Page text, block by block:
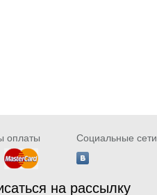
оплаты Социальные сети
на рассылку